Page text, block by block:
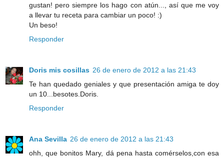
gustan! pero siempre los hago con atún..., así que me voy
a llevar tu receta para cambiar un poco! :)
Un beso!
Responder
Doris mis cosillas 26 de enero de 2012 a las 21:43
Te han quedado geniales y que presentación amiga te doy
un 10...besotes.Doris.
Responder
Ana Sevilla 26 de enero de 2012 a las 21:43
ohh, que bonitos Mary, dá pena hasta comérselos,con esa